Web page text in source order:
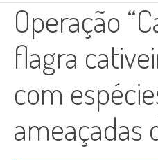
Operação
flagra
com
ameaçadas